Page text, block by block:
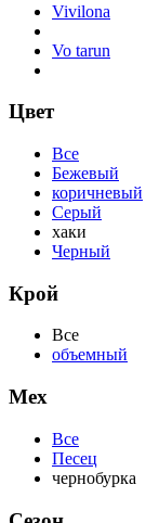
Vivilona
Vo tarun
Цвет
Все
Бежевый
коричневый
Серый
хаки
Черный
Крой
Все
объемный
Мех
Все
Песец
чернобурка